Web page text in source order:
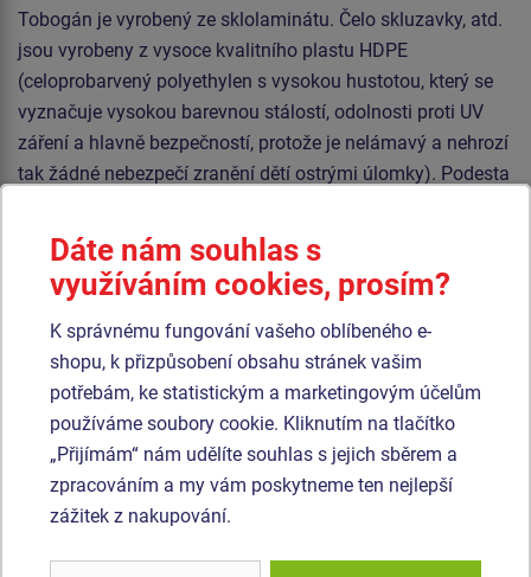
Tobogán je vyrobený ze sklolaminátu. Čelo skluzavky, atd.
jsou vyrobeny z vysoce kvalitního plastu HDPE
(celoprobarvený polyethylen s vysokou hustotou, který se
vyznačuje vysokou barevnou stálostí, odolnosti proti UV
záření a hlavně bezpečností, protože je nelámavý a nehrozí
tak žádné nebezpečí zranění dětí ostrými úlomky). Podesta
protiskluzem, který se vyznačuje vysokou barevnou
stálostí, odolností proti poškrábání a odolností proti vodě).
Střecha je vyrobena z HPL (vysokotlaký laminát, který se
vyznačuje vysokou barevnou stálostí, odolností proti
poškrábání, odolností proti UV záření a odolností proti
vodě). Veškerý spojovací materiál je pozinkovaný nebo
nerezový.
Podobnézboží
Produkt - UNK-1060K-20 Produkt - UNK-2024K-15
Dáte nám souhlas s
využíváním cookies, prosím?
K správnému fungování vašeho oblíbeného e-
shopu, k přizpůsobení obsahu stránek vašim
potřebám, ke statistickým a marketingovým účelům
používáme soubory cookie. Kliknutím na tlačítko
„Přijímám“ nám udělíte souhlas s jejich sběrem a
zpracováním a my vám poskytneme ten nejlepší
zážitek z nakupování.